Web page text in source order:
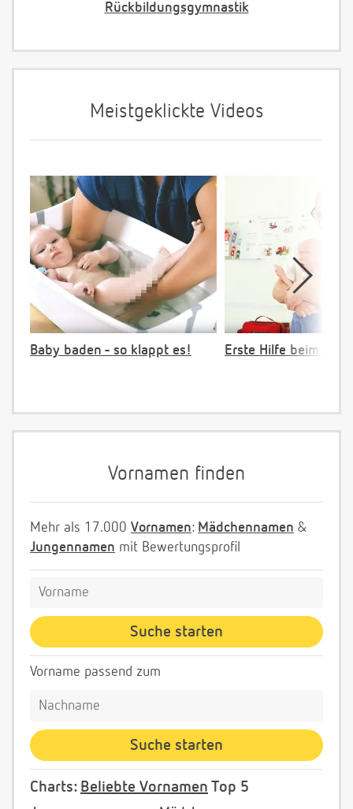
Rückbildungsgymnastik
Meistgeklickte Videos
Baby baden - so klappt es! Erste Hilfe beim
Vornamen finden
Mehr als 17.000 Vornamen: Mädchennamen &
Jungennamen mit Bewertungsprofil
Vorname passend zum
Charts: Beliebte Vornamen Top 5